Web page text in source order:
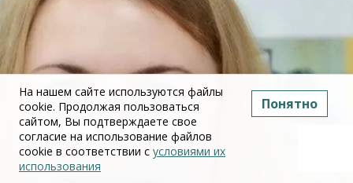
На нашем сайте используются файлы
cookie. Продолжая пользоваться
сайтом, Вы подтверждаете свое
согласие на использование файлов
cookie в соответствии с условиями их
использования
Понятно